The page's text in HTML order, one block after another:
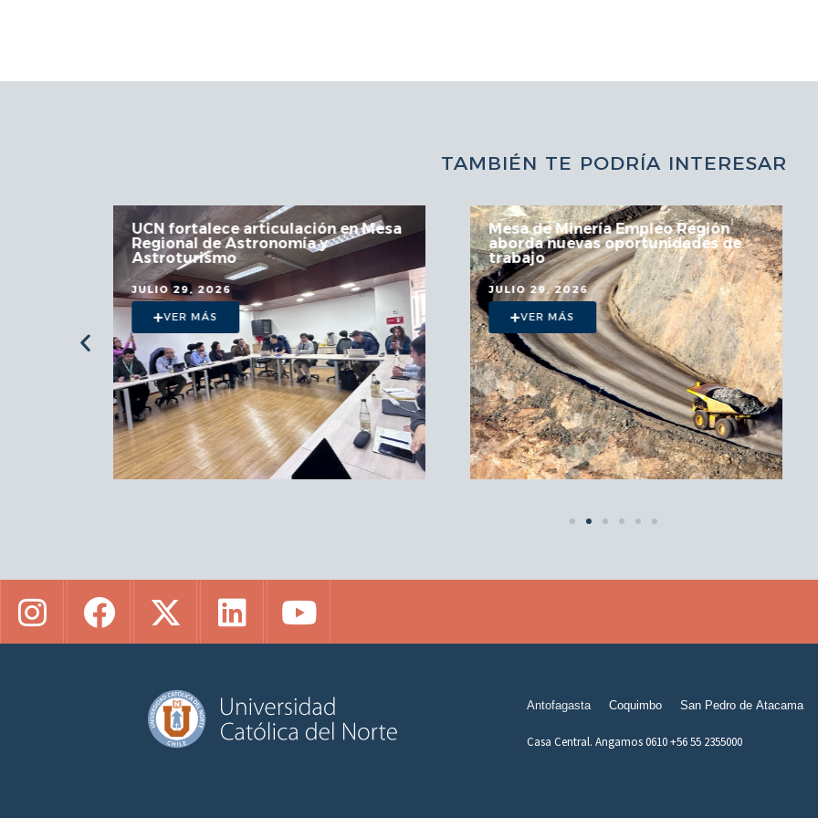
TAMBIÉN TE PODRÍA INTERESAR
UCN fortalece articulación en Mesa
Regional de Astronomía y
Astroturismo
JULIO 29, 2026
VER MÁS
Mesa de Minería Empleo Región
aborda nuevas oportunidades de
trabajo
JULIO 29, 2026
VER MÁS
Antofagasta Coquimbo San Pedro de Atacama
Casa Central. Angamos 0610 +56 55 2355000